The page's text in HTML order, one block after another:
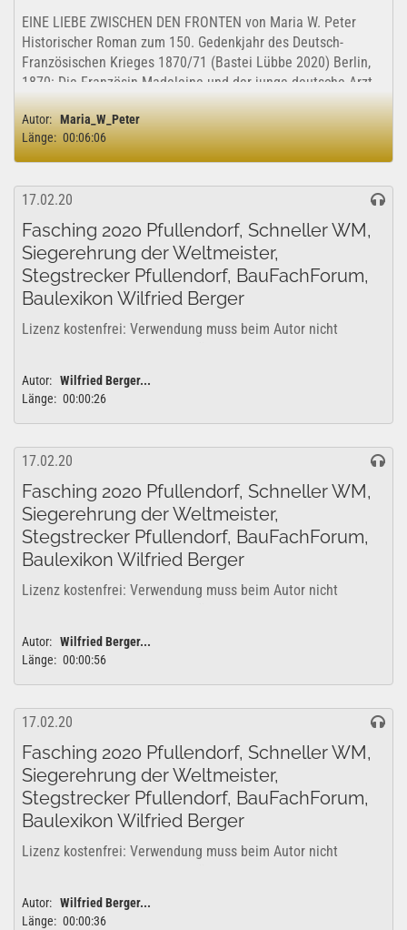
EINE LIEBE ZWISCHEN DEN FRONTEN von Maria W. Peter
Historischer Roman zum 150. Gedenkjahr des Deutsch-
Französischen Krieges 1870/71 (Bastei Lübbe 2020) Berlin,
1870: Die Französin Madeleine und der junge deutsche Arzt
Paul feiern...
Autor: Maria_W_Peter
Länge: 00:06:06
17.02.20
Fasching 2020 Pfullendorf, Schneller WM,
Siegerehrung der Weltmeister,
Stegstrecker Pfullendorf, BauFachForum,
Baulexikon Wilfried Berger
Lizenz kostenfrei: Verwendung muss beim Autor nicht
Lizenzfreigabe: Das Projekt kann uneingeschränkt für...
Autor: Wilfried Berger...
Länge: 00:00:26
17.02.20
Fasching 2020 Pfullendorf, Schneller WM,
Siegerehrung der Weltmeister,
Stegstrecker Pfullendorf, BauFachForum,
Baulexikon Wilfried Berger
Lizenz kostenfrei: Verwendung muss beim Autor nicht
Lizenzfreigabe: Das Projekt kann uneingeschränkt für...
Autor: Wilfried Berger...
Länge: 00:00:56
17.02.20
Fasching 2020 Pfullendorf, Schneller WM,
Siegerehrung der Weltmeister,
Stegstrecker Pfullendorf, BauFachForum,
Baulexikon Wilfried Berger
Lizenz kostenfrei: Verwendung muss beim Autor nicht
Lizenzfreigabe: Das Projekt kann uneingeschränkt für...
Autor: Wilfried Berger...
Länge: 00:00:36